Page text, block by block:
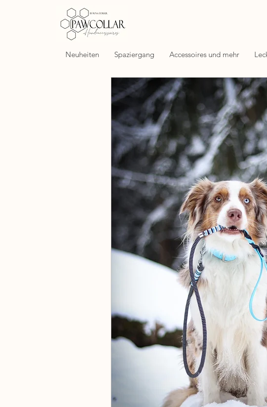
Neuheiten Spaziergang Accessoires und mehr